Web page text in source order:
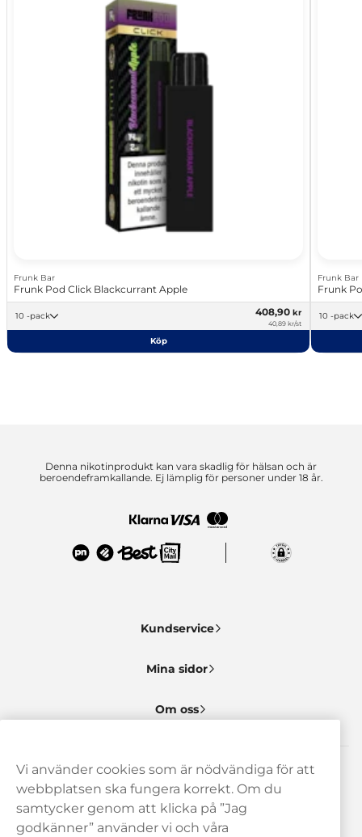
Frunk Bar
Frunk Pod Click Blackcurrant Apple
10 -pack 408,90 kr
40,89 kr/st
Köp
Frunk Bar
Frunk
10 -pack
Denna nikotinprodukt kan vara skadlig för hälsan och är
beroendeframkallande. Ej lämplig för personer under 18 år.
Behöver du hjälp? Kontakta oss gärna!
hej@haypp.com
Kundservice
Mina sidor
Om oss
Vi använder cookies som är nödvändiga för att
webbplatsen ska fungera korrekt. Om du
samtycker genom att klicka på ”Jag
godkänner” använder vi och våra